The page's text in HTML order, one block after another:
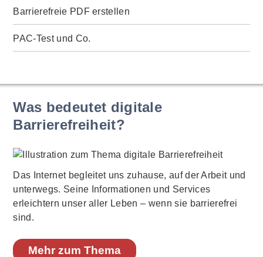
Barrierefreie PDF erstellen
PAC-Test und Co.
Was bedeutet digitale
Barrierefreiheit?
Das Internet begleitet uns zuhause, auf der Arbeit und
unterwegs. Seine Informationen und Services
erleichtern unser aller Leben – wenn sie barrierefrei
sind.
Mehr zum Thema